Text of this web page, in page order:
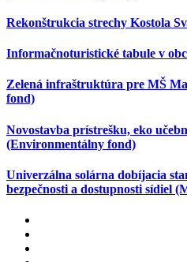
Rekonštrukcia strechy Kostola
Informačnoturistické tabule v
Zelená infraštruktúra pre MŠ
fond)
Novostavba prístrešku, eko
(Environmentálny fond)
Univerzálna solárna dobíjacia
bezpečnosti a dostupnosti sídiel